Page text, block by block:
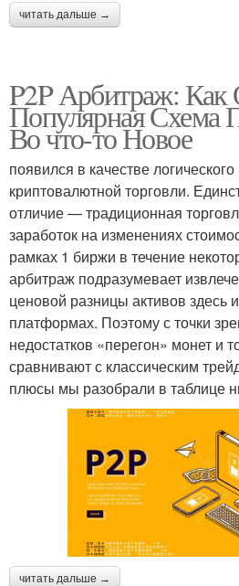
читать дальше →
P2P Арбитраж:
Популярная Схема
Во что-то Новое
появился в качестве
криптовалютной торговли.
отличие — традиционная
заработок на изменениях
рамках 1 биржи в течение
арбитраж подразумевает
ценовой разницы активов здесь
платформах. Поэтому с точки
недостатков «перегон» монет и
сравнивают с классическим
плюсы мы разобрали в таблице
читать дальше →